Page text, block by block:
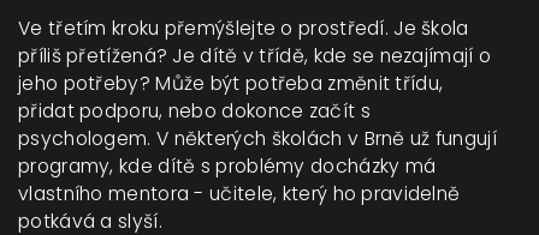
Ve třetím kroku přemýšlejte o prostředí. Je škola
příliš přetížená? Je dítě v třídě, kde se nezajímají o
jeho potřeby? Může být potřeba změnit třídu,
přidat podporu, nebo dokonce začít s
psychologem. V některých školách v Brně už fungují
programy, kde dítě s problémy docházky má
vlastního mentora - učitele, který ho pravidelně
potkává a slyší.